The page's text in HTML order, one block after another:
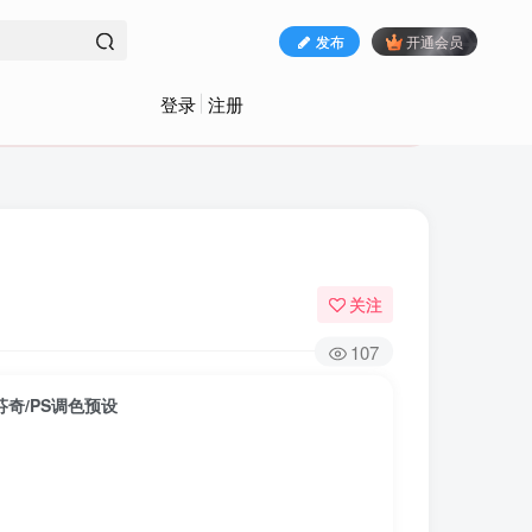
发布 开通会员
登录 注册
关注
107
奇/PS调色预设